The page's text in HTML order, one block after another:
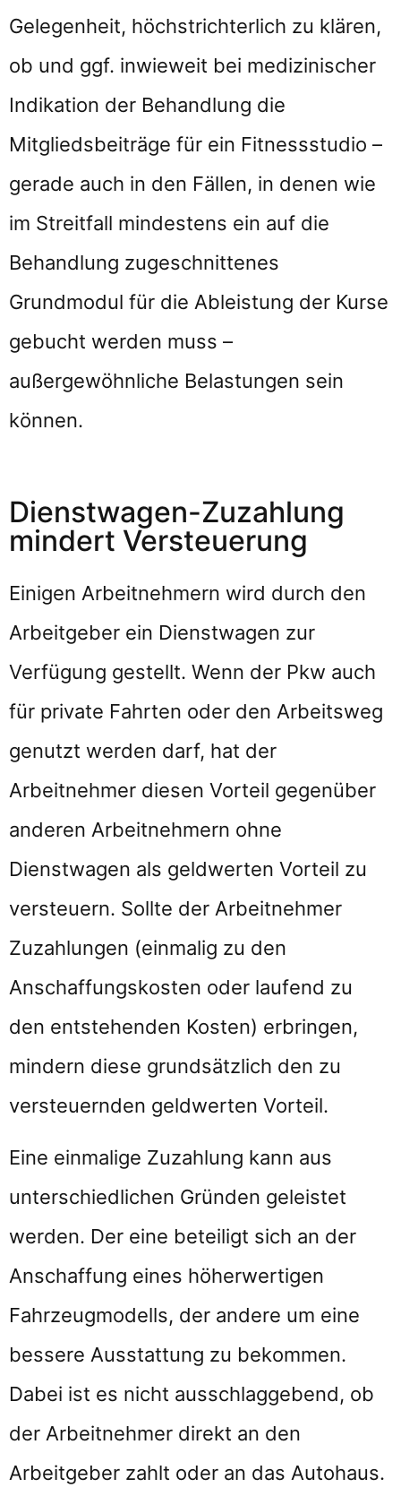
Gelegenheit, höchstrichterlich zu klären,
ob und ggf. inwieweit bei medizinischer
Indikation der Behandlung die
Mitgliedsbeiträge für ein Fitnessstudio –
gerade auch in den Fällen, in denen wie
im Streitfall mindestens ein auf die
Behandlung zugeschnittenes
Grundmodul für die Ableistung der Kurse
gebucht werden muss –
außergewöhnliche Belastungen sein
können.
Dienstwagen-Zuzahlung
mindert Versteuerung
Einigen Arbeitnehmern wird durch den
Arbeitgeber ein Dienstwagen zur
Verfügung gestellt. Wenn der Pkw auch
für private Fahrten oder den Arbeitsweg
genutzt werden darf, hat der
Arbeitnehmer diesen Vorteil gegenüber
anderen Arbeitnehmern ohne
Dienstwagen als geldwerten Vorteil zu
versteuern. Sollte der Arbeitnehmer
Zuzahlungen (einmalig zu den
Anschaffungskosten oder laufend zu
den entstehenden Kosten) erbringen,
mindern diese grundsätzlich den zu
versteuernden geldwerten Vorteil.
Eine einmalige Zuzahlung kann aus
unterschiedlichen Gründen geleistet
werden. Der eine beteiligt sich an der
Anschaffung eines höherwertigen
Fahrzeugmodells, der andere um eine
bessere Ausstattung zu bekommen.
Dabei ist es nicht ausschlaggebend, ob
der Arbeitnehmer direkt an den
Arbeitgeber zahlt oder an das Autohaus.